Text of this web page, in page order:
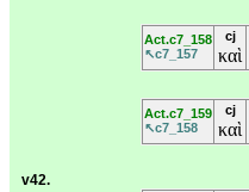
Act.c7_158
↖c7_157
cj
καὶ
Act.c7_159
↖c7_158
cj
καὶ
v42.